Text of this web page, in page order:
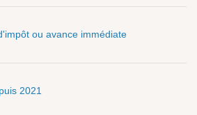
ou avance immédiate
2021